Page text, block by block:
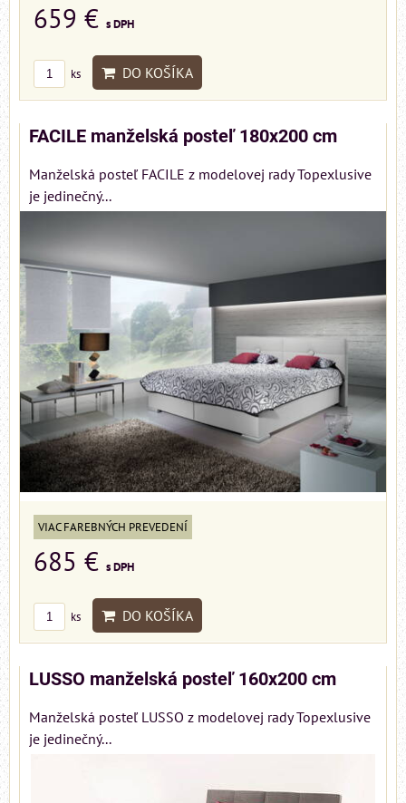
659 € s DPH
ks DO KOŠÍKA
FACILE manželská posteľ 180x200 cm
Manželská posteľ FACILE z modelovej rady Topexlusive
je jedinečný...
VIAC FAREBNÝCH PREVEDENÍ
685 € s DPH
ks DO KOŠÍKA
LUSSO manželská posteľ 160x200 cm
Manželská posteľ LUSSO z modelovej rady Topexlusive
je jedinečný...